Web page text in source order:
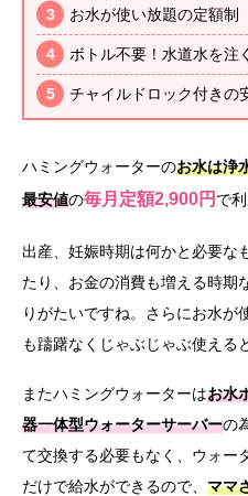
お水が使い放題の定額制
ボトル不要！水道水を注
チャイルドロック付きの
ハミングウォーターのお水は浄
最安値の毎月定額2,900円 で
出産、妊娠時期は何かと必要な
たり、お金の消費も増える時期
りがたいですね。さらにお水が
も躊躇なくじゃぶじゃぶ使える
またハミングウォーターはお水
器一体型ウォーターサーバーの
て交換する必要もなく、ウォー
だけで給水ができるので、 ママ